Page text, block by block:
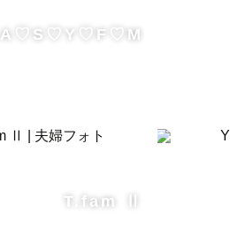
A♡S♡Y♡F♡M
T.fam Ⅱ